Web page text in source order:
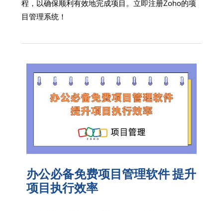
程，以确保顺利有效地完成项目。立即注册Zoho的项
目管理系统！
办公必备免费项目管理软件 提升
项目执行效率